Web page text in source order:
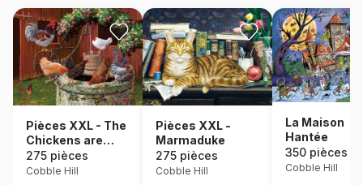
Pièces XXL - The
Chickens are
Well
275 pièces
Cobble Hill
Pièces XXL -
Marmaduke
275 pièces
Cobble Hill
La Maison
Hantée
350 pièces
Cobble Hill